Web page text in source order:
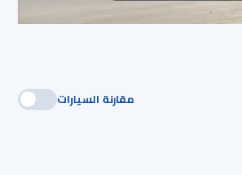
مقارنة السيارات